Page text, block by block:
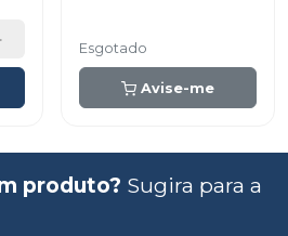
Esgotado
Avise-me
produto? Sugira para a